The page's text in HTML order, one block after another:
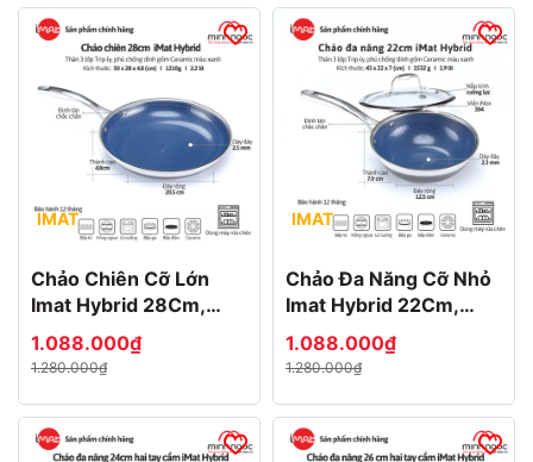
IMAT
Chảo Chiên Cỡ Lớn
Imat Hybrid 28Cm,
Chống Dính Ceramic
Xanh
1.088.000₫
1.280.000₫
IMAT
Chảo Đa Năng Cỡ Nhỏ
Imat Hybrid 22Cm,
Chống Dính Ceramic
Xanh
1.088.000₫
1.280.000₫